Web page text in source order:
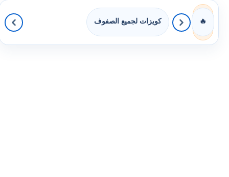
🔥 كويزات لجميع الصفوف